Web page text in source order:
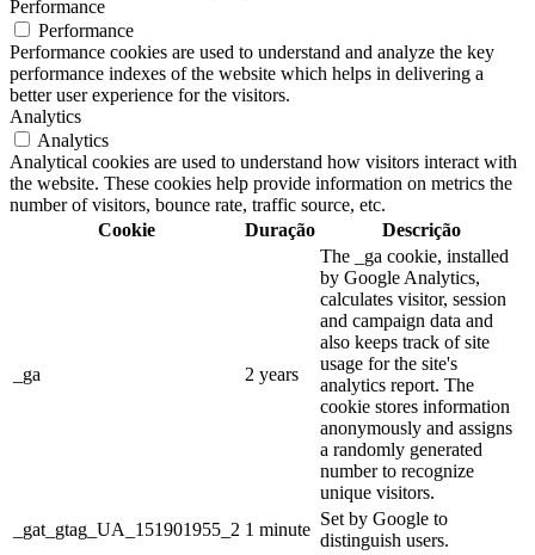
Performance
Performance
Performance cookies are used to understand and analyze the key
performance indexes of the website which helps in delivering a
better user experience for the visitors.
Analytics
Analytics
Analytical cookies are used to understand how visitors interact with
the website. These cookies help provide information on metrics the
number of visitors, bounce rate, traffic source, etc.
Cookie
Duração Descrição
_ga 2 years
The _ga cookie, installed
by Google Analytics,
calculates visitor, session
and campaign data and
also keeps track of site
usage for the site's
analytics report. The
cookie stores information
anonymously and assigns
a randomly generated
number to recognize
unique visitors.
_gat_gtag_UA_151901955_2 1 minute
Set by Google to
distinguish users.